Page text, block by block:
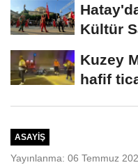
Kültür
Kuzey
hafif
ASAYIŞ
Yayınlanma: 06 Temmuz